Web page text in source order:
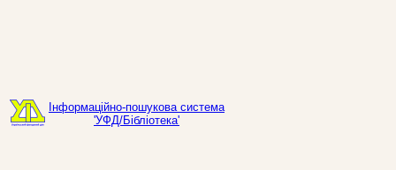
Інформаційно-пошукова система
'УФД/Бібліотека'